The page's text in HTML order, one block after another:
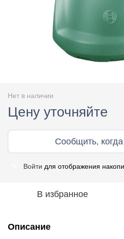
Нет в наличии
Цену уточняйте
Сообщить,
Войти для отображения
В избранное
Описание